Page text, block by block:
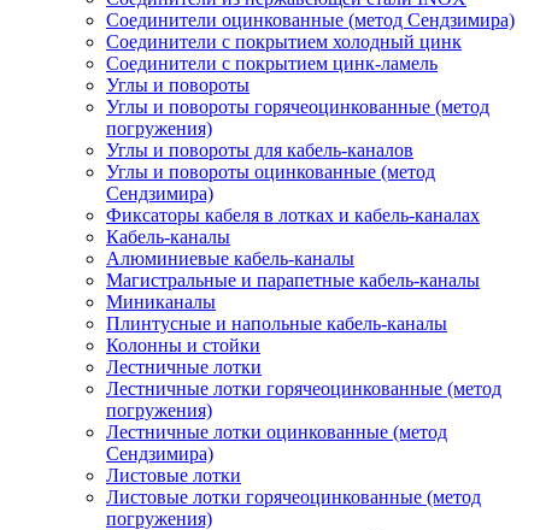
Соединители оцинкованные (метод Сендзимира)
Соединители с покрытием холодный цинк
Соединители с покрытием цинк-ламель
Углы и повороты
Углы и повороты горячеоцинкованные (метод
погружения)
Углы и повороты для кабель-каналов
Углы и повороты оцинкованные (метод
Сендзимира)
Фиксаторы кабеля в лотках и кабель-каналах
Кабель-каналы
Алюминиевые кабель-каналы
Магистральные и парапетные кабель-каналы
Миниканалы
Плинтусные и напольные кабель-каналы
Колонны и стойки
Лестничные лотки
Лестничные лотки горячеоцинкованные (метод
погружения)
Лестничные лотки оцинкованные (метод
Сендзимира)
Листовые лотки
Листовые лотки горячеоцинкованные (метод
погружения)